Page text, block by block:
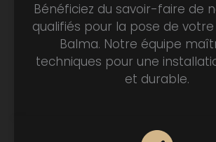
Bénéficiez du savoir-faire de
qualifiés pour la pose de votre
Balma. Notre équipe
techniques pour une
et durable.